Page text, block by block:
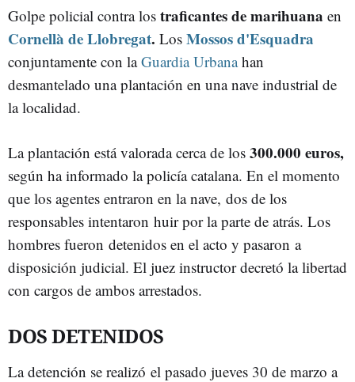
Golpe policial contra los traficantesdemarihuana en
Cornellà de Llobregat. Los Mossos d'Esquadra
conjuntamente con laGuardia Urbanahan
desmantelado una plantación en una nave industrial de
la localidad.
La plantación está valorada cerca de los 300.000 euros,
según ha informado la policía catalana. En el momento
que los agentes entraron en la nave, dos de los
responsables intentaron huir por la parte de atrás. Los
hombres fueron detenidos en el acto y pasaron a
disposición judicial. El juez instructor decretó la libertad
con cargos de ambos arrestados.
DOS DETENIDOS
La detención se realizó el pasado jueves 30 de marzo a